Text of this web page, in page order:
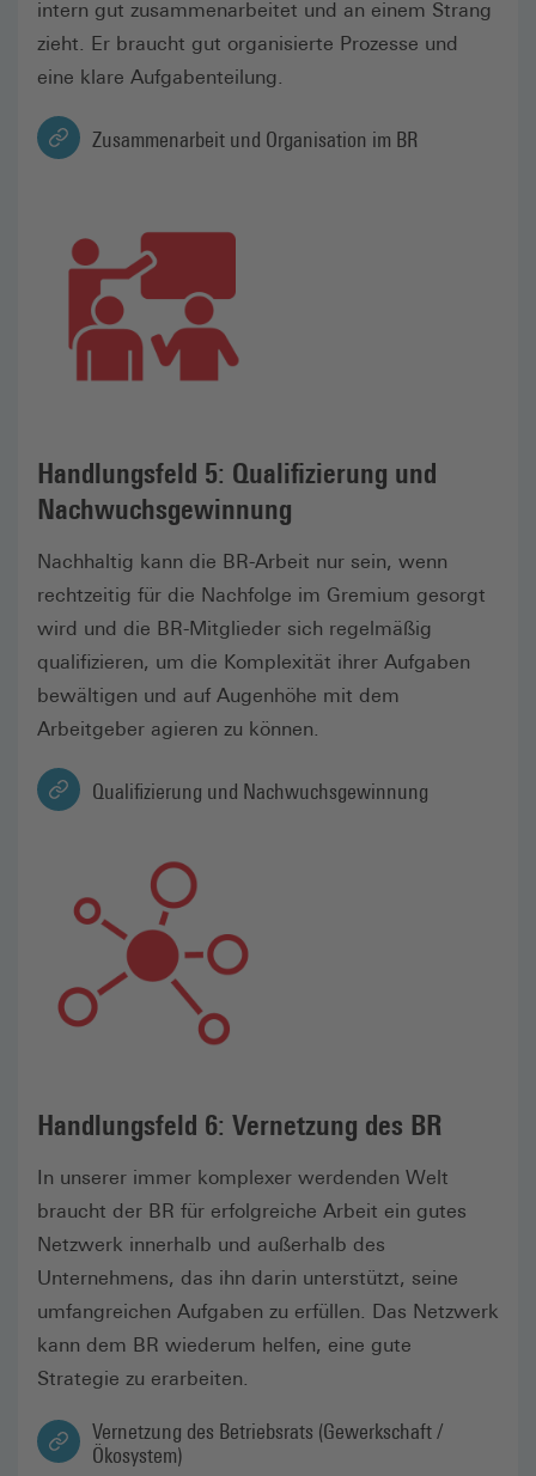
intern gut zusammenarbeitet und an einem Strang
zieht. Er braucht gut organisierte Prozesse und
eine klare Aufgabenteilung.
Zusammenarbeit und Organisation im BR
Handlungsfeld 5: Qualifizierung und
Nachwuchsgewinnung
Nachhaltig kann die BR-Arbeit nur sein, wenn
rechtzeitig für die Nachfolge im Gremium gesorgt
wird und die BR-Mitglieder sich regelmäßig
qualifizieren, um die Komplexität ihrer Aufgaben
bewältigen und auf Augenhöhe mit dem
Arbeitgeber agieren zu können.
Qualifizierung und Nachwuchsgewinnung
Handlungsfeld 6: Vernetzung des BR
In unserer immer komplexer werdenden Welt
braucht der BR für erfolgreiche Arbeit ein gutes
Netzwerk innerhalb und außerhalb des
Unternehmens, das ihn darin unterstützt, seine
umfangreichen Aufgaben zu erfüllen. Das Netzwerk
kann dem BR wiederum helfen, eine gute
Strategie zu erarbeiten.
Vernetzung des Betriebsrats (Gewerkschaft /
Ökosystem)